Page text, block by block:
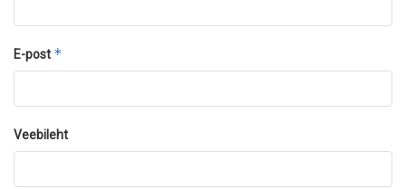
E-post *
Veebileht